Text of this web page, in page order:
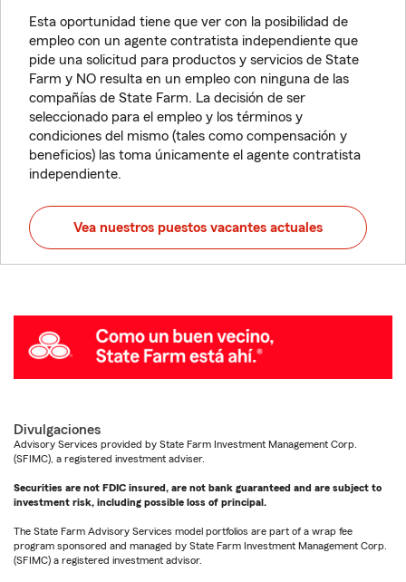
Esta oportunidad tiene que ver con la posibilidad de
empleo con un agente contratista independiente que
pide una solicitud para productos y servicios de State
Farm y NO resulta en un empleo con ninguna de las
compañías de State Farm. La decisión de ser
seleccionado para el empleo y los términos y
condiciones del mismo (tales como compensación y
beneficios) las toma únicamente el agente contratista
independiente.
Vea nuestros puestos vacantes actuales
Divulgaciones
Advisory Services provided by State Farm Investment Management Corp.
(SFIMC), a registered investment adviser.
Securities are not FDIC insured, are not bank guaranteed and are subject to
investment risk, including possible loss of principal.
The State Farm Advisory Services model portfolios are part of a wrap fee
program sponsored and managed by State Farm Investment Management Corp.
(SFIMC) a registered investment advisor.